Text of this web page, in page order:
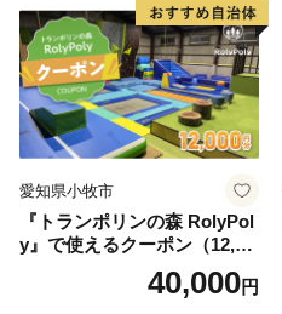
愛知県小牧市
『トランポリンの森 RolyPol
y』で使えるクーポン（12,00
40,000円